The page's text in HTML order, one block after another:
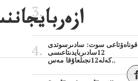
قوناەۆتاعى سوت: سادىرسوتدى
12سادىربايدىتاعىسى
كەلە12نجىلعاۇقا مەس..